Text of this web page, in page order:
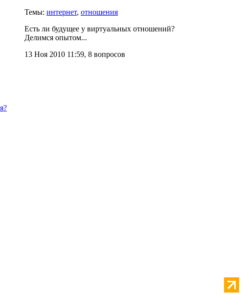
Темы: интернет, отношения
Есть ли будущее у виртуальных отношений?
Делимся опытом...
13 Ноя 2010 11:59, 8 вопросов